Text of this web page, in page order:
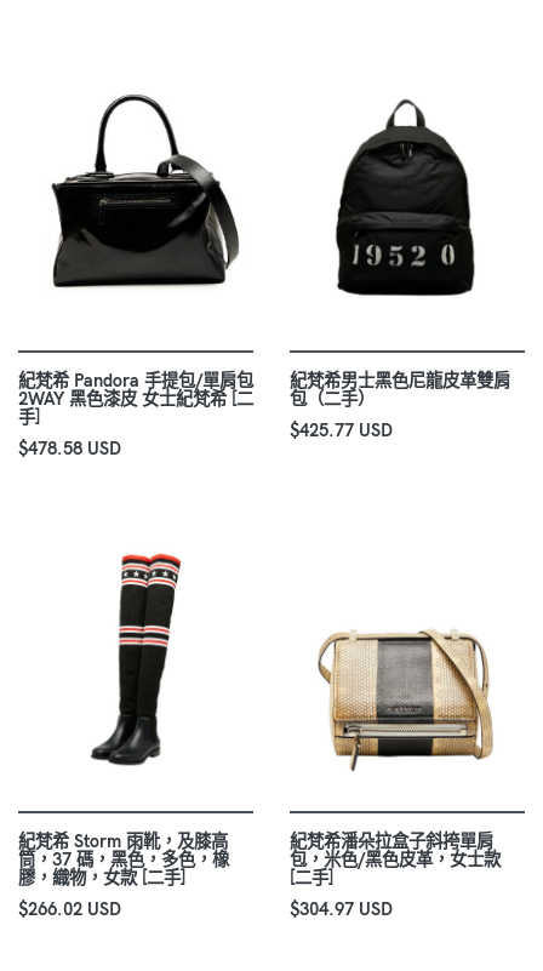
紀梵希 Pandora 手提包/單肩包
2WAY 黑色漆皮 女士紀梵希 [二
手]
$478.58 USD
紀梵希男士黑色尼龍皮革雙肩
包（二手）
$425.77 USD
紀梵希 Storm 雨靴，及膝高
筒，37 碼，黑色，多色，橡
膠，織物，女款 [二手]
$266.02 USD
紀梵希潘朵拉盒子斜挎單肩
包，米色/黑色皮革，女士款
[二手]
$304.97 USD